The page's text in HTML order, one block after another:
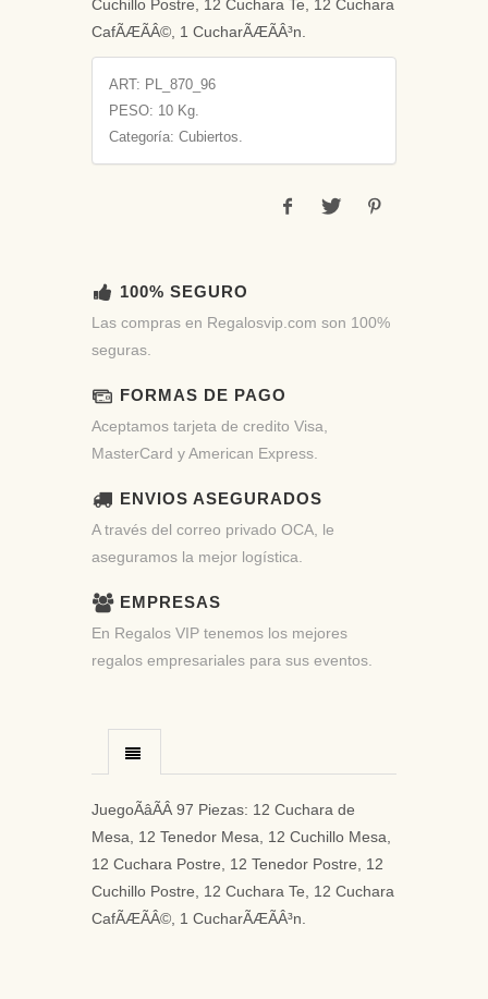
Cuchillo Postre, 12 Cuchara Te, 12 Cuchara
CafÃÆÃÂ©, 1 CucharÃÆÃÂ³n.
ART: PL_870_96
PESO: 10 Kg.
Categoría: Cubiertos.
100% SEGURO
Las compras en Regalosvip.com son 100%
seguras.
FORMAS DE PAGO
Aceptamos tarjeta de credito Visa,
MasterCard y American Express.
ENVIOS ASEGURADOS
A través del correo privado OCA, le
aseguramos la mejor logística.
EMPRESAS
En Regalos VIP tenemos los mejores
regalos empresariales para sus eventos.
JuegoÃâÃÂ 97 Piezas: 12 Cuchara de
Mesa, 12 Tenedor Mesa, 12 Cuchillo Mesa,
12 Cuchara Postre, 12 Tenedor Postre, 12
Cuchillo Postre, 12 Cuchara Te, 12 Cuchara
CafÃÆÃÂ©, 1 CucharÃÆÃÂ³n.